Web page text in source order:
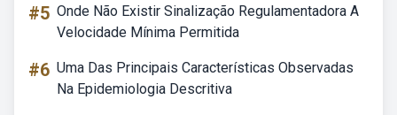
#5 Onde Não Existir Sinalização Regulamentadora A
Velocidade Mínima Permitida
#6 Uma Das Principais Características Observadas
Na Epidemiologia Descritiva